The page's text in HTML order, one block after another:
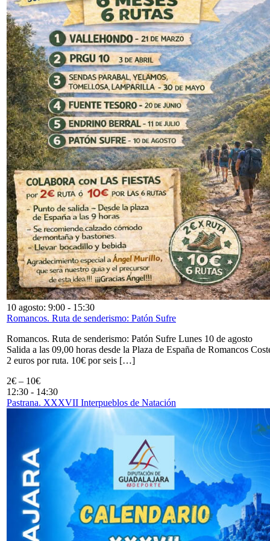
10 agosto: 9:00 - 15:30
Romancos. Ruta de senderismo: Patón Sufre
Romancos. Ruta de senderismo: Patón Sufre Lunes 10 de agosto
Salida a las 09,00 horas desde la Plaza de España de Romancos
2 euros por ruta. 10€ por seis […]
2€ – 10€
12:30 - 14:30
Pastrana. XXXVII Interpueblos de Natación